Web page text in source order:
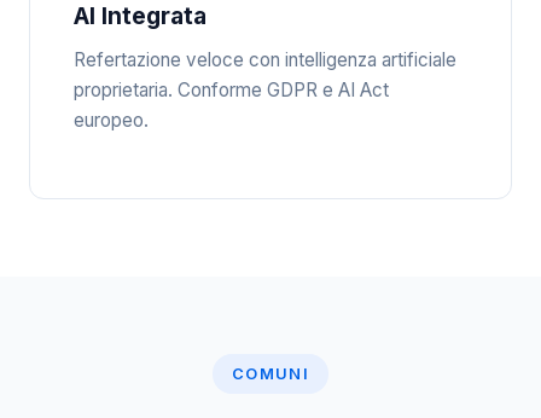
AI Integrata
Refertazione veloce con intelligenza artificiale
proprietaria. Conforme GDPR e AI Act
europeo.
COMUNI